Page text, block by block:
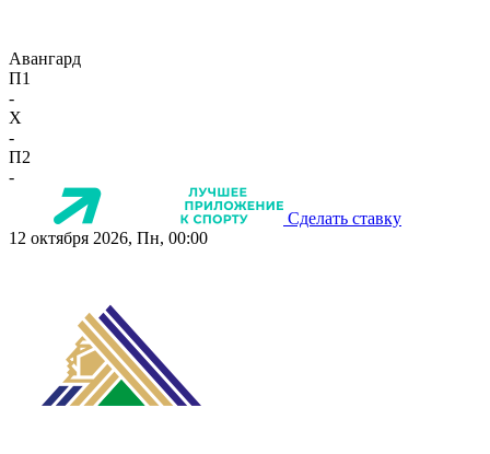
Авангард
П1
-
X
-
П2
-
Сделать ставку
12 октября 2026, Пн, 00:00